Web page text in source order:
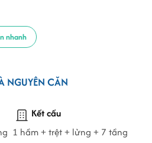
nhanh
NGUYÊN CĂN
Kết cấu
1 hầm + trệt + lửng + 7 tầng